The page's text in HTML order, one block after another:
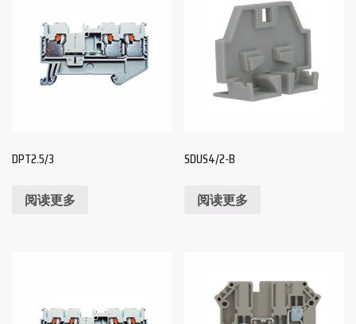
DPT2.5/3
阅读更多
SDUS4/2-B
阅读更多